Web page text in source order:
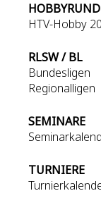
HTV-Hobby
RLSW / BL
Bundesligen
Regionalligen
SEMINARE
TURNIERE